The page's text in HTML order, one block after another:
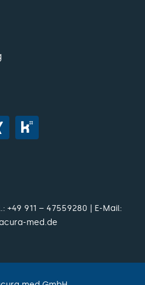
+49 911 – 47559280 | E-Mail:
med.de